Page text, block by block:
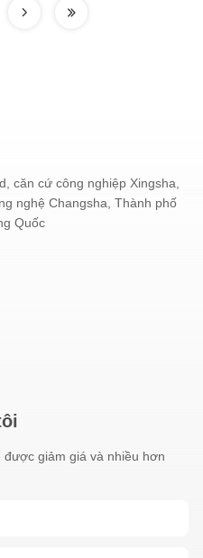
căn cứ công nghiệp Xingsha,
nghệ Changsha, Thành phố
Quốc
giảm giá và nhiều hơn